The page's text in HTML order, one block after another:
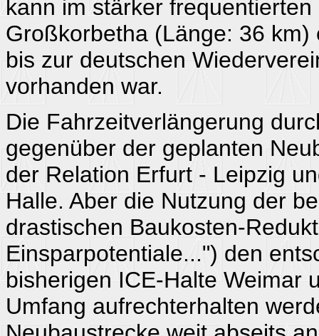
kann im stärker
Großkorbetha (Länge: 36
bis zur deutschen
vorhanden war.
Die Fahrzeitverlängerung
gegenüber der geplanten
der Relation Erfurt - Leipzig
Halle. Aber die Nutzung der
drastischen Baukosten-
Einsparpotentiale...") den
bisherigen ICE-Halte Weimar
Umfang aufrechterhalten